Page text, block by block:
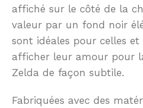
affiché sur le côté de la
valeur par un fond noir
sont idéales pour celles
afficher leur amour pour
Zelda de façon subtile.
Fabriquées avec des